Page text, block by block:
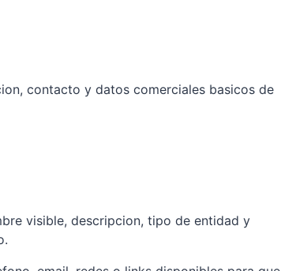
contacto y datos comerciales basicos de
visible, descripcion, tipo de entidad y